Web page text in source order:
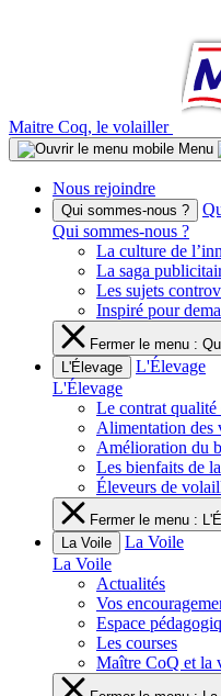
Maitre Coq, le volailler
Menu
Nous rejoindre
Qui sommes-nous ?
Qui sommes-nous ?
La culture de
La saga
Les sujets
Inspiré pour
Fermer le menu :
L'Élevage
L'Élevage
L'Élevage
Le contrat qualité
Alimentation des
Amélioration du
Les bienfaits de
Éleveurs de
Fermer le menu :
La Voile
La Voile
La Voile
Actualités
Vos
Espace
Les courses
Maître CoQ et la